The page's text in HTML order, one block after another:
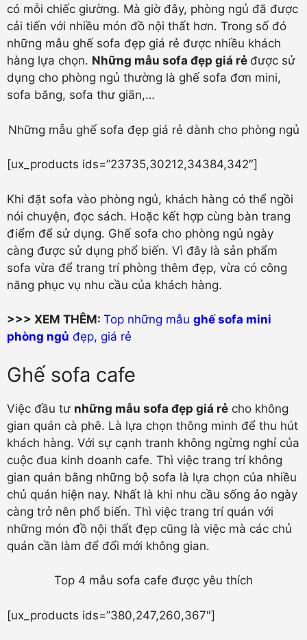
có mỗi chiếc giường. Mà giờ đây, phòng ngủ đã được
cải tiến với nhiều món đồ nội thất hơn. Trong số đó
những mẫu ghế sofa đẹp giá rẻ được nhiều khách
hàng lựa chọn. Những mẫu sofa đẹp giá rẻ được sử
dụng cho phòng ngủ thường là ghế sofa đơn mini,
sofa băng, sofa thư giãn,…
Những mẫu ghế sofa đẹp giá rẻ dành cho phòng ngủ
[ux_products ids=”23735,30212,34384,342″]
Khi đặt sofa vào phòng ngủ, khách hàng có thể ngồi
nói chuyện, đọc sách. Hoặc kết hợp cùng bàn trang
điểm để sử dụng. Ghế sofa cho phòng ngủ ngày
càng được sử dụng phổ biến. Vì đây là sản phẩm
sofa vừa để trang trí phòng thêm đẹp, vừa có công
năng phục vụ nhu cầu của khách hàng.
>>> XEM THÊM: Top những mẫu ghế sofa mini
phòng ngủ đẹp, giá rẻ
Ghế sofa cafe
Việc đầu tư những mẫu sofa đẹp giá rẻ cho không
gian quán cà phê. Là lựa chọn thông minh để thu hút
khách hàng. Với sự cạnh tranh không ngừng nghỉ của
cuộc đua kinh doanh cafe. Thì việc trang trí không
gian quán bằng những bộ sofa là lựa chọn của nhiều
chủ quán hiện nay. Nhất là khi nhu cầu sống ảo ngày
càng trở nên phổ biến. Thì việc trang trí quán với
những món đồ nội thất đẹp cũng là việc mà các chủ
quán cần làm để đổi mới không gian.
Top 4 mẫu sofa cafe được yêu thích
[ux_products ids=”380,247,260,367″]